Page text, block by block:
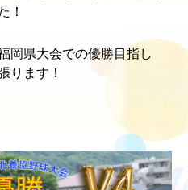
！
岡県大会での優勝目指し
ります！